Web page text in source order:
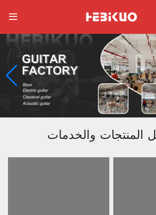
2/2
المنتجات والخدمات